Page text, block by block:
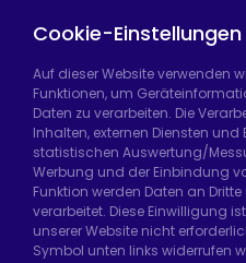
Casters
Hadımköy Fabrik:
Uzunçayır Caddesi,
Arnavutköy/İstanbul
Telefon: +90 212 640
E-Mail:
Cookie-Einstellungen
Auf dieser Website verwenden
Funktionen, um
Daten zu verarbeiten. Die
Inhalten, externen Diensten und
statistischen Auswertung/
Werbung und der Einbindung
Funktion werden Daten an
verarbeitet. Diese Einwilligung
unserer Website nicht
Symbol unten links widerrufen